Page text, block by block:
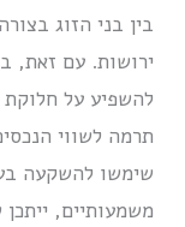
בין בני הזוג
ירושות. עם זאת,
להשפיע על
תרמה לשווי
שימשו להשקעה
משמעותיים,